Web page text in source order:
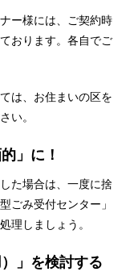
ー様には、ご契約時
おります。各自でご
は、お住まいの区を
い。
」に！
た場合は、一度に捨
ごみ受付センター」
理しましょう。
」を検討する